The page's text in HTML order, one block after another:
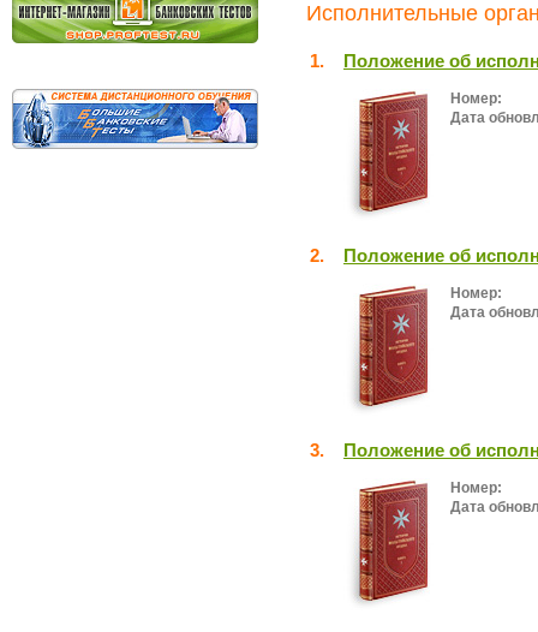
Исполнительные
1. Положение об
Номер:
Дата
2. Положение об
Номер:
Дата
3. Положение об
Номер:
Дата